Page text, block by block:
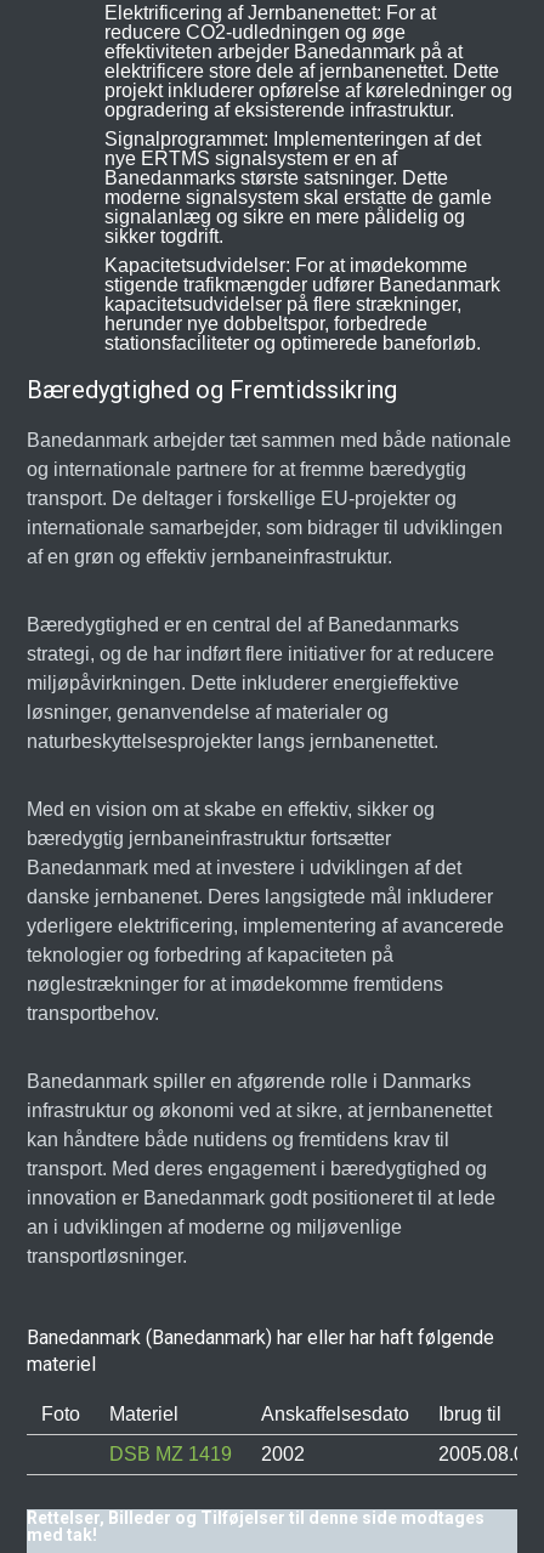
Elektrificering af Jernbanenettet: For at
reducere CO2-udledningen og øge
effektiviteten arbejder Banedanmark på at
elektrificere store dele af jernbanenettet. Dette
projekt inkluderer opførelse af køreledninger og
opgradering af eksisterende infrastruktur.
Signalprogrammet: Implementeringen af det
nye ERTMS signalsystem er en af
Banedanmarks største satsninger. Dette
moderne signalsystem skal erstatte de gamle
signalanlæg og sikre en mere pålidelig og
sikker togdrift.
Kapacitetsudvidelser: For at imødekomme
stigende trafikmængder udfører Banedanmark
kapacitetsudvidelser på flere strækninger,
herunder nye dobbeltspor, forbedrede
stationsfaciliteter og optimerede baneforløb.
Bæredygtighed og Fremtidssikring
Banedanmark arbejder tæt sammen med både nationale
og internationale partnere for at fremme bæredygtig
transport. De deltager i forskellige EU-projekter og
internationale samarbejder, som bidrager til udviklingen
af en grøn og effektiv jernbaneinfrastruktur.
Bæredygtighed er en central del af Banedanmarks
strategi, og de har indført flere initiativer for at reducere
miljøpåvirkningen. Dette inkluderer energieffektive
løsninger, genanvendelse af materialer og
naturbeskyttelsesprojekter langs jernbanenettet.
Med en vision om at skabe en effektiv, sikker og
bæredygtig jernbaneinfrastruktur fortsætter
Banedanmark med at investere i udviklingen af det
danske jernbanenet. Deres langsigtede mål inkluderer
yderligere elektrificering, implementering af avancerede
teknologier og forbedring af kapaciteten på
nøglestrækninger for at imødekomme fremtidens
transportbehov.
Banedanmark spiller en afgørende rolle i Danmarks
infrastruktur og økonomi ved at sikre, at jernbanenettet
kan håndtere både nutidens og fremtidens krav til
transport. Med deres engagement i bæredygtighed og
innovation er Banedanmark godt positioneret til at lede
an i udviklingen af moderne og miljøvenlige
transportløsninger.
Banedanmark (Banedanmark) har eller har haft følgende
materiel
Foto Materiel Anskaffelsesdato
Ibrug til
DSB MZ 1419
2002 2005.08.05
Rettelser, Billeder og Tilføjelser til denne side modtages
med tak!